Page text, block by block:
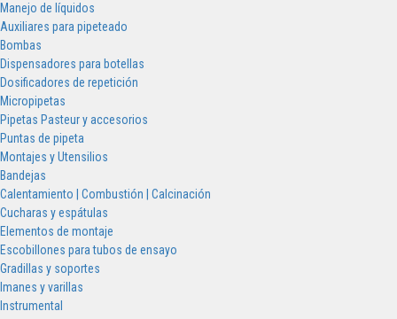
Manejo de líquidos
Auxiliares para pipeteado
Bombas
Dispensadores para botellas
Dosificadores de repetición
Micropipetas
Pipetas Pasteur y accesorios
Puntas de pipeta
Montajes y Utensilios
Bandejas
Calentamiento | Combustión | Calcinación
Cucharas y espátulas
Elementos de montaje
Escobillones para tubos de ensayo
Gradillas y soportes
Imanes y varillas
Instrumental